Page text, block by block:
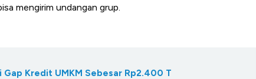
mengirim undangan grup.
Kredit UMKM Sebesar Rp2.400 T